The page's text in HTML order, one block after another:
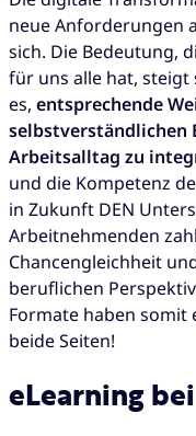
neue Anforderungen
sich. Die Bedeutung,
für uns alle hat,
es, entsprechende
selbstverständlichen
Arbeitsalltag zu
und die Kompetenz
in Zukunft DEN
Arbeitnehmenden
Chancengleichheit
beruflichen
Formate haben somit
beide Seiten!
eLearning